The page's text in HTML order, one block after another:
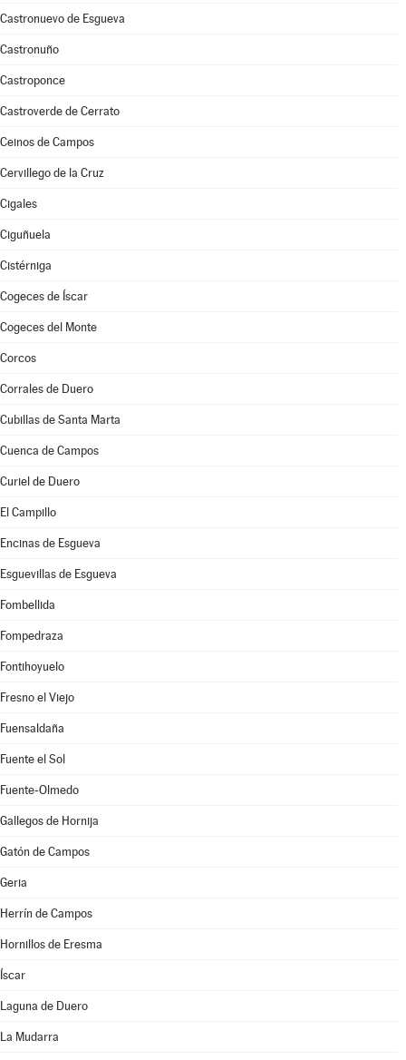
Castronuevo de Esgueva
Castronuño
Castroponce
Castroverde de Cerrato
Ceinos de Campos
Cervillego de la Cruz
Cigales
Ciguñuela
Cistérniga
Cogeces de Íscar
Cogeces del Monte
Corcos
Corrales de Duero
Cubillas de Santa Marta
Cuenca de Campos
Curiel de Duero
El Campillo
Encinas de Esgueva
Esguevillas de Esgueva
Fombellida
Fompedraza
Fontihoyuelo
Fresno el Viejo
Fuensaldaña
Fuente el Sol
Fuente-Olmedo
Gallegos de Hornija
Gatón de Campos
Geria
Herrín de Campos
Hornillos de Eresma
Íscar
Laguna de Duero
La Mudarra